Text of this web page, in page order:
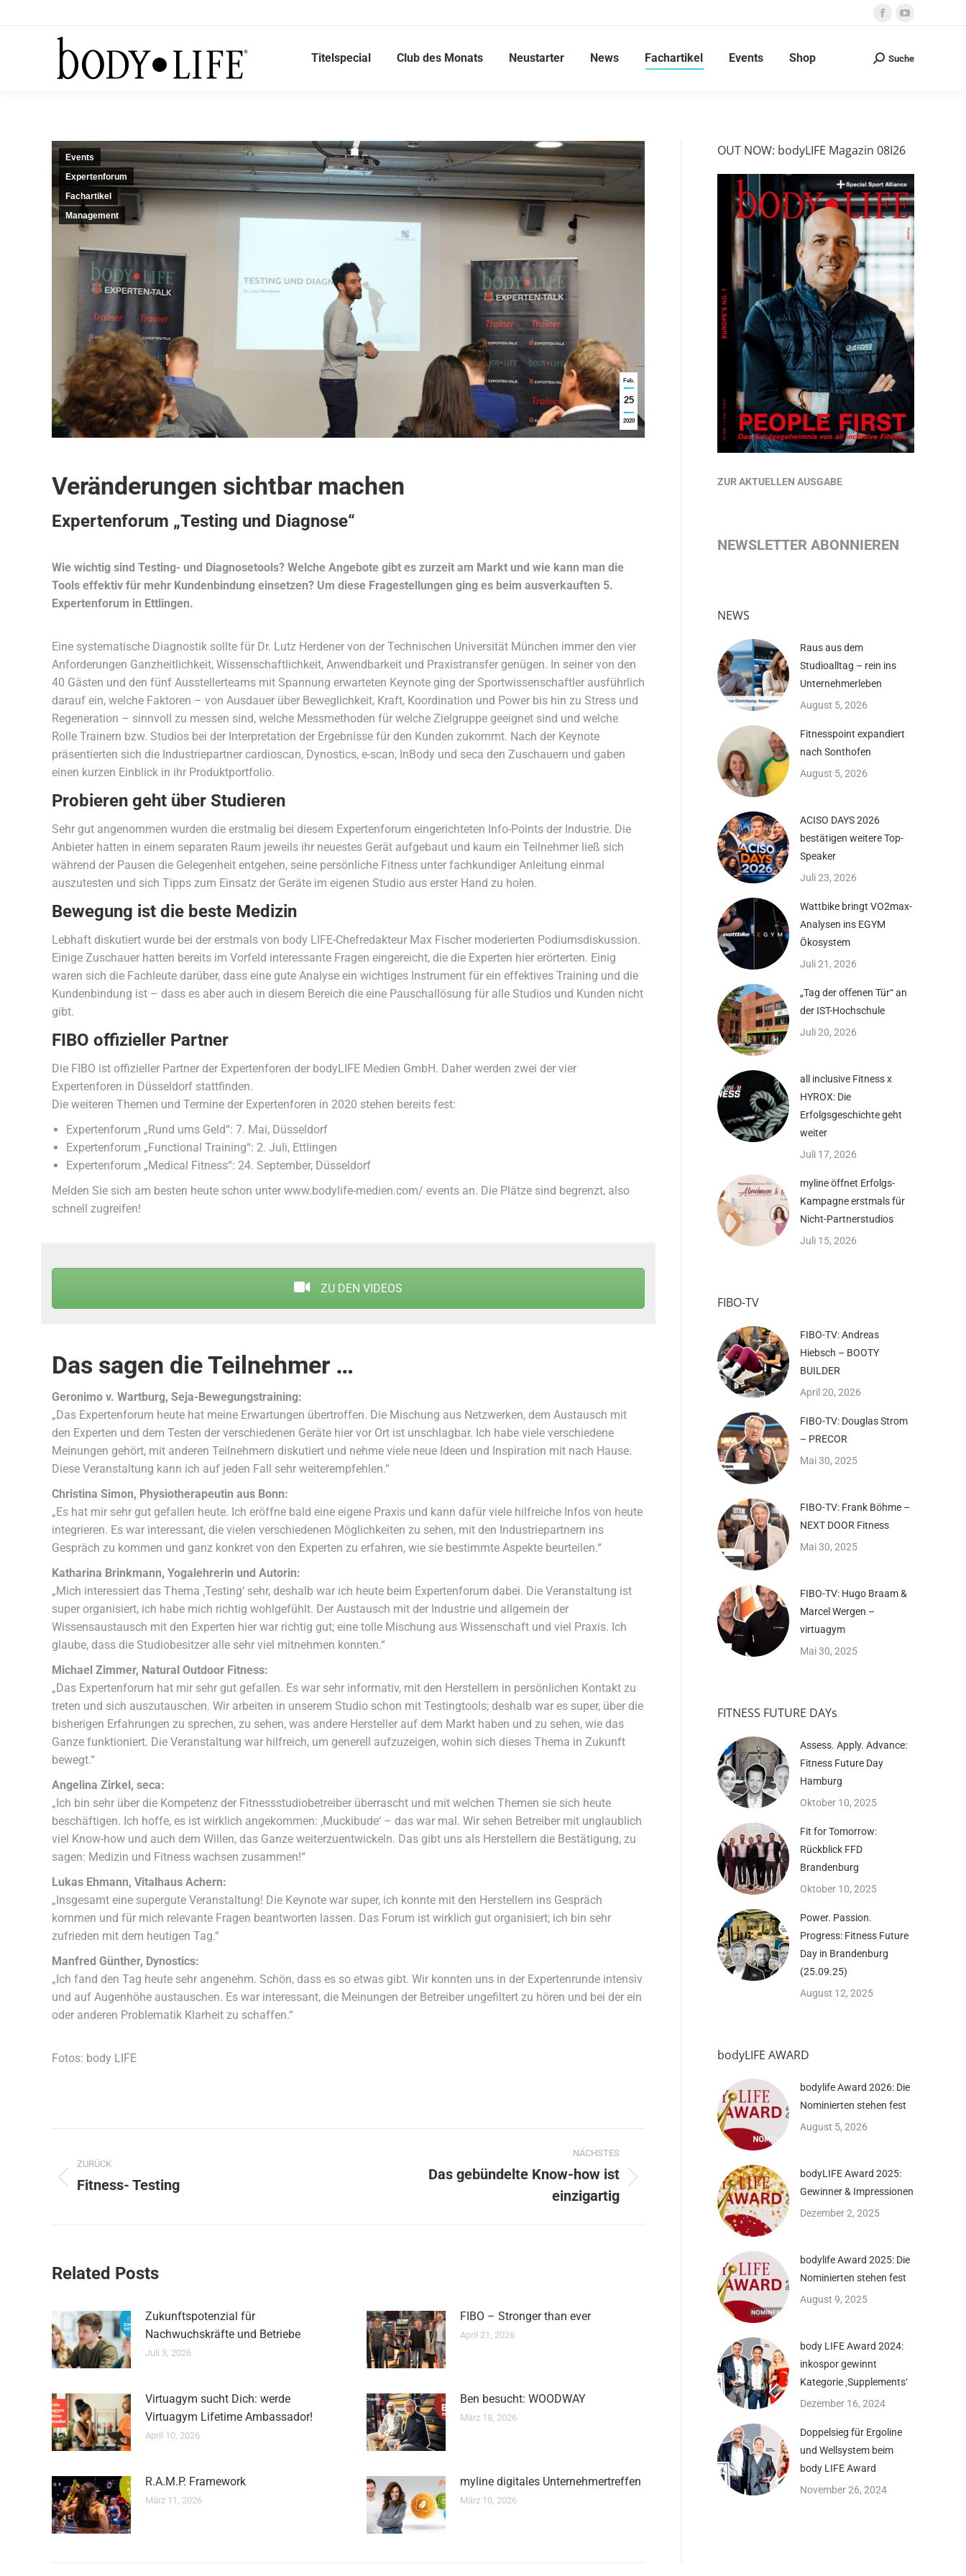
Facebook
opens
YouTube
opens
Titelspecial Club des Monats Neustarter News Fachartikel Events Shop Search:
Suche
Feb.
25
2020
Events
Expertenforum
Fachartikel
Management
Veränderungen sichtbar machen
Expertenforum „Testing und Diagnose“
Wie wichtig sind Testing- und Diagnosetools? Welche Angebote gibt es zurzeit am Markt und wie kann man die
Tools effektiv für mehr Kundenbindung einsetzen? Um diese Fragestellungen ging es beim ausverkauften 5.
Expertenforum in Ettlingen.
Eine systematische Diagnostik sollte für Dr. Lutz Herdener von der Technischen Universität München immer den vier
Anforderungen Ganzheitlichkeit, Wissenschaftlichkeit, Anwendbarkeit und Praxistransfer genügen. In seiner von den
40 Gästen und den fünf Ausstellerteams mit Spannung erwarteten Keynote ging der Sportwissenschaftler ausführlich
darauf ein, welche Faktoren – von Ausdauer über Beweglichkeit, Kraft, Koordination und Power bis hin zu Stress und
Regeneration – sinnvoll zu messen sind, welche Messmethoden für welche Zielgruppe geeignet sind und welche
Rolle Trainern bzw. Studios bei der Interpretation der Ergebnisse für den Kunden zukommt. Nach der Keynote
präsentierten sich die Industriepartner cardioscan, Dynostics, e-scan, InBody und seca den Zuschauern und gaben
einen kurzen Einblick in ihr Produktportfolio.
Probieren geht über Studieren
Sehr gut angenommen wurden die erstmalig bei diesem Expertenforum eingerichteten Info-Points der Industrie. Die
Anbieter hatten in einem separaten Raum jeweils ihr neuestes Gerät aufgebaut und kaum ein Teilnehmer ließ sich
während der Pausen die Gelegenheit entgehen, seine persönliche Fitness unter fachkundiger Anleitung einmal
auszutesten und sich Tipps zum Einsatz der Geräte im eigenen Studio aus erster Hand zu holen.
Bewegung ist die beste Medizin
Lebhaft diskutiert wurde bei der erstmals von body LIFE-Chefredakteur Max Fischer moderierten Podiumsdiskussion.
Einige Zuschauer hatten bereits im Vorfeld interessante Fragen eingereicht, die die Experten hier erörterten. Einig
waren sich die Fachleute darüber, dass eine gute Analyse ein wichtiges Instrument für ein effektives Training und die
Kundenbindung ist – dass es aber auch in diesem Bereich die eine Pauschallösung für alle Studios und Kunden nicht
gibt.
FIBO offizieller Partner
Die FIBO ist offizieller Partner der Expertenforen der bodyLIFE Medien GmbH. Daher werden zwei der vier
Expertenforen in Düsseldorf stattfinden.
Die weiteren Themen und Termine der Expertenforen in 2020 stehen bereits fest:
Expertenforum „Rund ums Geld“: 7. Mai, Düsseldorf
Expertenforum „Functional Training“: 2. Juli, Ettlingen
Expertenforum „Medical Fitness“: 24. September, Düsseldorf
Melden Sie sich am besten heute schon unter www.bodylife-medien.com/ events an. Die Plätze sind begrenzt, also
schnell zugreifen!
ZU DEN VIDEOS
Das sagen die Teilnehmer …
Geronimo v. Wartburg, Seja-Bewegungstraining:
„Das Expertenforum heute hat meine Erwartungen übertroffen. Die Mischung aus Netzwerken, dem Austausch mit
den Experten und dem Testen der verschiedenen Geräte hier vor Ort ist unschlagbar. Ich habe viele verschiedene
Meinungen gehört, mit anderen Teilnehmern diskutiert und nehme viele neue Ideen und Inspiration mit nach Hause.
Diese Veranstaltung kann ich auf jeden Fall sehr weiterempfehlen.“
Christina Simon, Physiotherapeutin aus Bonn:
„Es hat mir sehr gut gefallen heute. Ich eröffne bald eine eigene Praxis und kann dafür viele hilfreiche Infos von heute
integrieren. Es war interessant, die vielen verschiedenen Möglichkeiten zu sehen, mit den Industriepartnern ins
Gespräch zu kommen und ganz konkret von den Experten zu erfahren, wie sie bestimmte Aspekte beurteilen.“
Katharina Brinkmann, Yogalehrerin und Autorin:
„Mich interessiert das Thema ‚Testing‘ sehr, deshalb war ich heute beim Expertenforum dabei. Die Veranstaltung ist
super organisiert, ich habe mich richtig wohlgefühlt. Der Austausch mit der Industrie und allgemein der
Wissensaustausch mit den Experten hier war richtig gut; eine tolle Mischung aus Wissenschaft und viel Praxis. Ich
glaube, dass die Studiobesitzer alle sehr viel mitnehmen konnten.“
Michael Zimmer, Natural Outdoor Fitness:
„Das Expertenforum hat mir sehr gut gefallen. Es war sehr informativ, mit den Herstellern in persönlichen Kontakt zu
treten und sich auszutauschen. Wir arbeiten in unserem Studio schon mit Testingtools; deshalb war es super, über die
bisherigen Erfahrungen zu sprechen, zu sehen, was andere Hersteller auf dem Markt haben und zu sehen, wie das
Ganze funktioniert. Die Veranstaltung war hilfreich, um generell aufzuzeigen, wohin sich dieses Thema in Zukunft
bewegt.“
Angelina Zirkel, seca:
„Ich bin sehr über die Kompetenz der Fitnessstudiobetreiber überrascht und mit welchen Themen sie sich heute
beschäftigen. Ich hoffe, es ist wirklich angekommen: ‚Muckibude‘ – das war mal. Wir sehen Betreiber mit unglaublich
viel Know-how und auch dem Willen, das Ganze weiterzuentwickeln. Das gibt uns als Herstellern die Bestätigung, zu
sagen: Medizin und Fitness wachsen zusammen!“
Lukas Ehmann, Vitalhaus Achern:
„Insgesamt eine supergute Veranstaltung! Die Keynote war super, ich konnte mit den Herstellern ins Gespräch
kommen und für mich relevante Fragen beantworten lassen. Das Forum ist wirklich gut organisiert; ich bin sehr
zufrieden mit dem heutigen Tag.“
Manfred Günther, Dynostics:
„Ich fand den Tag heute sehr angenehm. Schön, dass es so etwas gibt. Wir konnten uns in der Expertenrunde intensiv
und auf Augenhöhe austauschen. Es war interessant, die Meinungen der Betreiber ungefiltert zu hören und bei der ein
oder anderen Problematik Klarheit zu schaffen.“
Fotos: body LIFE
ZURÜCK
Vorheriger
Fitness- Testing
NÄCHSTES
Das gebündelte Know-how ist
einzigartig
Related Posts
Zukunftspotenzial für
Nachwuchskräfte und Betriebe
Juli 3, 2026
FIBO – Stronger than ever
April 21, 2026
Virtuagym sucht Dich: werde
Virtuagym Lifetime Ambassador!
April 10, 2026
Ben besucht: WOODWAY
März 18, 2026
R.A.M.P. Framework
März 11, 2026
myline digitales Unternehmertreffen
März 10, 2026
OUT NOW: bodyLIFE Magazin 08I26
ZUR AKTUELLEN AUSGABE
NEWSLETTER ABONNIEREN
NEWS
Raus aus dem
Studioalltag – rein ins
Unternehmerleben
August 5, 2026
Fitnesspoint expandiert
nach Sonthofen
August 5, 2026
ACISO DAYS 2026
bestätigen weitere Top-
Speaker
Juli 23, 2026
Wattbike bringt VO2max-
Analysen ins EGYM
Ökosystem
Juli 21, 2026
„Tag der offenen Tür“ an
der IST-Hochschule
Juli 20, 2026
all inclusive Fitness x
HYROX: Die
Erfolgsgeschichte geht
weiter
Juli 17, 2026
myline öffnet Erfolgs-
Kampagne erstmals für
Nicht-Partnerstudios
Juli 15, 2026
FIBO-TV
FIBO-TV: Andreas
Hiebsch – BOOTY
BUILDER
April 20, 2026
FIBO-TV: Douglas Strom
– PRECOR
Mai 30, 2025
FIBO-TV: Frank Böhme –
NEXT DOOR Fitness
Mai 30, 2025
FIBO-TV: Hugo Braam &
Marcel Wergen –
virtuagym
Mai 30, 2025
FITNESS FUTURE DAYs
Assess. Apply. Advance:
Fitness Future Day
Hamburg
Oktober 10, 2025
Fit for Tomorrow:
Rückblick FFD
Brandenburg
Oktober 10, 2025
Power. Passion.
Progress: Fitness Future
Day in Brandenburg
(25.09.25)
August 12, 2025
bodyLIFE AWARD
bodylife Award 2026: Die
Nominierten stehen fest
August 5, 2026
bodyLIFE Award 2025:
Gewinner & Impressionen
Dezember 2, 2025
bodylife Award 2025: Die
Nominierten stehen fest
August 9, 2025
body LIFE Award 2024:
inkospor gewinnt
Kategorie ‚Supplements‘
Dezember 16, 2024
Doppelsieg für Ergoline
und Wellsystem beim
body LIFE Award
November 26, 2024